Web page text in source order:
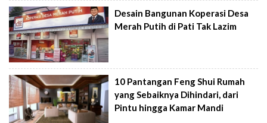
Desain Bangunan Koperasi Desa
Merah Putih di Pati Tak Lazim
10 Pantangan Feng Shui Rumah
yang Sebaiknya Dihindari, dari
Pintu hingga Kamar Mandi